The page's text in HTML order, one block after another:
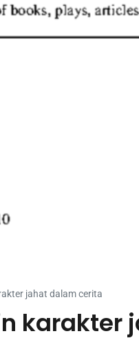
jahat dalam cerita
karakter